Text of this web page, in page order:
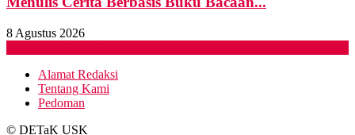
8 Agustus 2026
Alamat Redaksi
Tentang Kami
Pedoman
© DETaK USK